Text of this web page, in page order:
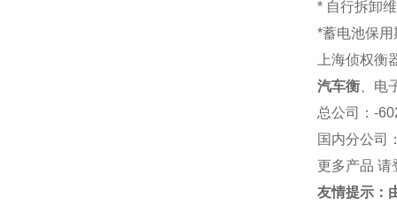
* 自行拆卸
*蓄电池保用
上海侦权
汽车衡 、
总公司
：-
国内分公司
更多产品 请
友情提示：